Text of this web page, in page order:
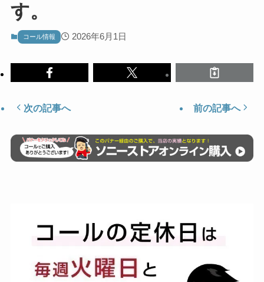
す。
コール情報 2026年6月1日
次の記事へ 前の記事へ